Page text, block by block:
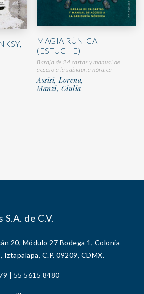
MAGIA RÚNICA
(ESTUCHE)
Baraja de 24 cartas y manual de
acceso a la sabiduría nórdica
Assisi, Lorena,
Manzi, Giulia
de C.V.
20, Módulo 27 Bodega 1, Colonia
Iztapalapa, C.P. 09209, CDMX.
| 55 5615 8480